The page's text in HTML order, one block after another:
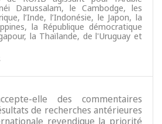
Darussalam, le Cambodge, les
l’Inde, l’Indonésie, le Japon, la
la République démocratique
la Thaïlande, de l'Uruguay et
elle des commentaires
de recherches antérieures
revendique la priorité